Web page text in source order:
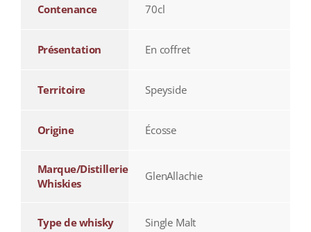
Contenance 70cl
Présentation En coffret
Territoire Speyside
Origine Écosse
Marque/Distillerie
Whiskies
GlenAllachie
Type de whisky Single Malt